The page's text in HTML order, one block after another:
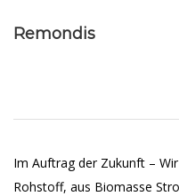
Remondis
Im Auftrag der Zukunft –
Rohstoff, aus Biomasse